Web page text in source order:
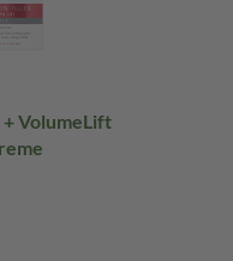
+ VolumeLift